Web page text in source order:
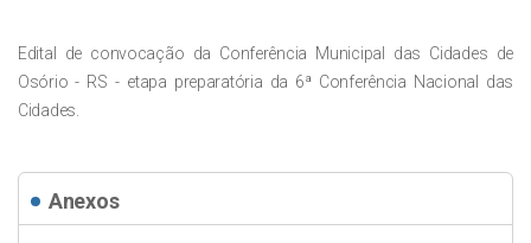
Edital de convocação da Conferência Municipal das Cidades de
Osório - RS - etapa preparatória da 6ª Conferência Nacional das
Cidades.
Anexos